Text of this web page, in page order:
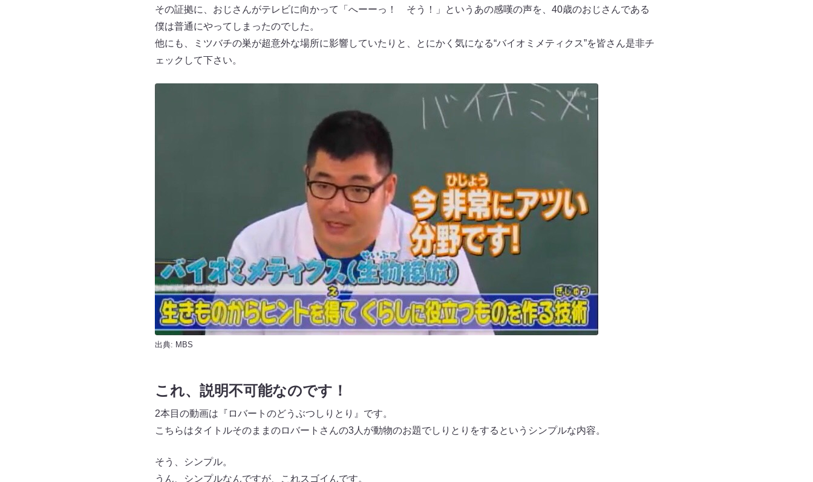
その証拠に、おじさんがテレビに向かって「へーーっ！ そう！」というあの感嘆の声を、40歳のおじさんである
僕は普通にやってしまったのでした。
他にも、ミツバチの巣が超意外な場所に影響していたりと、とにかく気になる“バイオミメティクス”を皆さん是非チ
ェックして下さい。
出典: MBS
これ、説明不可能なのです！
2本目の動画は『ロバートのどうぶつしりとり』です。
こちらはタイトルそのままのロバートさんの3人が動物のお題でしりとりをするというシンプルな内容。
そう、シンプル。
うん、シンプルなんですが、これスゴイんです。